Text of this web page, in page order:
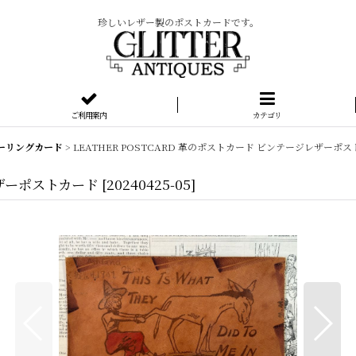
珍しいレザー製のポストカードです。
ご利用案内 カテゴリ
リングカード > LEATHER POSTCARD 革のポストカード ビンテージレザーポス
ポストカード [20240425-05]